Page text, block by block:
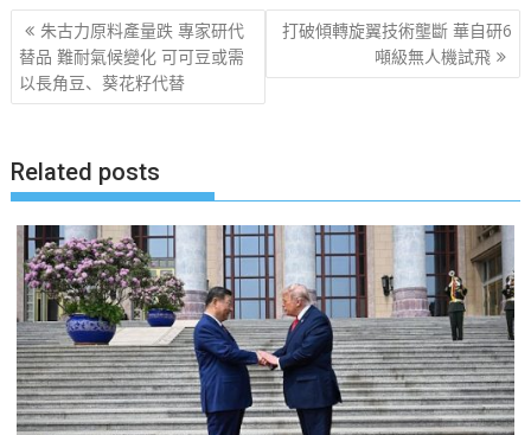
文
章
导
朱古力原料產量跌 專家研代
替品 難耐氣候變化 可可豆或需
以長角豆、葵花籽代替
打破傾轉旋翼技術壟斷 華自研6
噸級無人機試飛
Related posts